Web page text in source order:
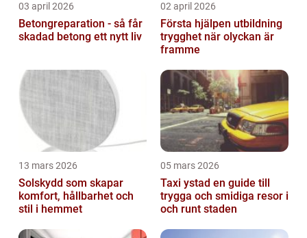
03 april 2026
Betongreparation - så får
skadad betong ett nytt liv
02 april 2026
Första hjälpen utbildning
trygghet när olyckan är
framme
13 mars 2026
Solskydd som skapar
komfort, hållbarhet och
stil i hemmet
05 mars 2026
Taxi ystad en guide till
trygga och smidiga resor i
och runt staden